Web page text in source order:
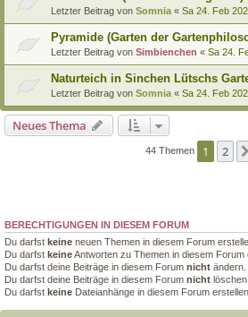
Letzter Beitrag von Somnia « Sa 24. Feb
Pyramide (Garten der
Letzter Beitrag von Simbienchen « Sa 24.
Naturteich in Sinchen Lütschs
Letzter Beitrag von Somnia « Sa 24. Feb
Neues Thema
44 Themen 1 2
BERECHTIGUNGEN IN DIESEM FORUM
Du darfst keine neuen Themen in diesem Forum
Du darfst keineAntworten zu Themen in diesem Forum
Du darfst deine Beiträge in diesem Forum nicht ändern.
Du darfst deine Beiträge in diesem Forum nicht löschen.
Du darfst keine Dateianhänge in diesem Forum erstellen.